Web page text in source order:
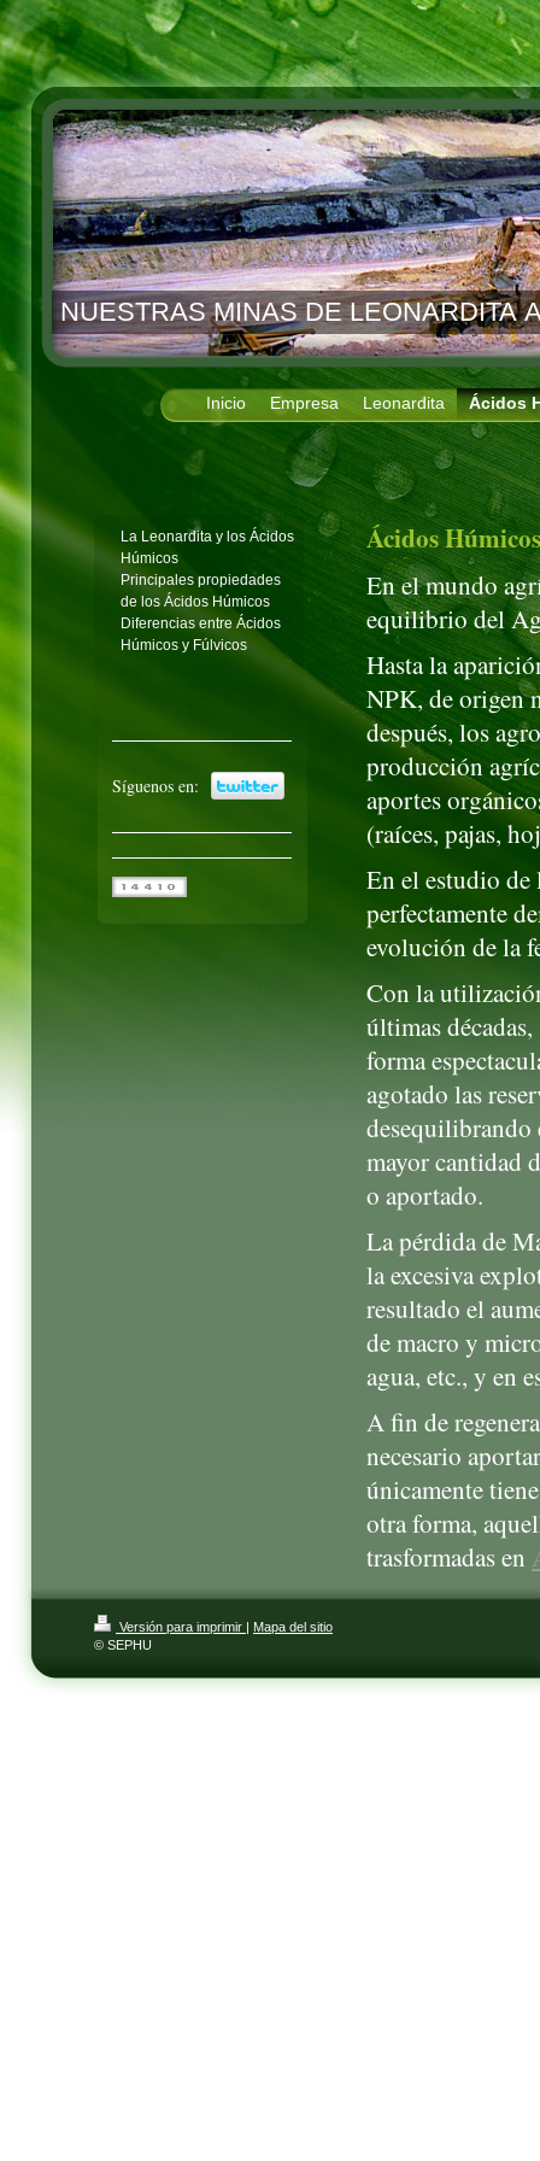
NUESTRAS MINAS DE LEONARDITA
Inicio Empresa Leonardita Ácidos
Ácidos Húmicos
En el mundo
equilibrio del
Hasta la
NPK, de origen
después, los
producción
aportes
(raíces, pajas,
En el estudio
perfectamente
evolución de la
Con la
últimas
forma
agotado las
desequilibrando
mayor cantidad
o aportado.
La pérdida de
la excesiva
resultado el
de macro y
agua, etc., y en
A fin de
necesario
únicamente
otra forma,
trasformadas en
La Leonardita y los Ácidos
Húmicos
Principales propiedades
de los Ácidos Húmicos
Diferencias entre Ácidos
Húmicos y Fúlvicos
Síguenos en:
Versión para imprimir | Mapa del sitio
© SEPHU